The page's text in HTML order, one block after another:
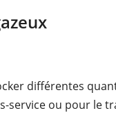
différentes
service ou pour le